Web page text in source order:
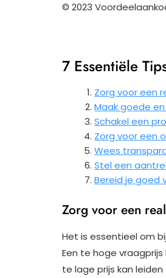
© 2023
7 Essentiële
Zorg voor een
Maak goede
Schakel een
Zorg voor een
Wees
Stel een
Bereid je goed
Zorg voor een
Het is essentieel om
Een te hoge
te lage prijs kan